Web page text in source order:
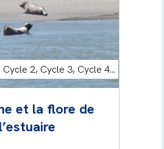
Cycle 2, Cycle 3, Cycle 4...
et la flore de
l’estuaire